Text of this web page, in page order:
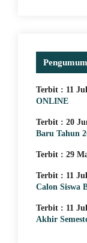
Terbit : 11
ONLINE
Terbit : 20
Baru Tahun
Terbit : 29
Terbit : 11
Calon Siswa
Terbit : 11
Akhir